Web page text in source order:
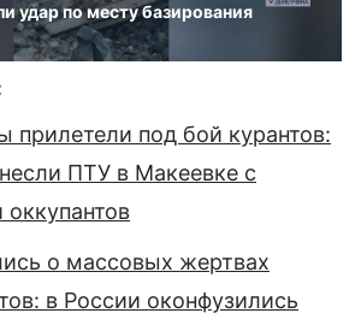
удар по месту базирования
прилетели под бой курантов:
ПТУ в Макеевке с
оккупантов
о массовых жертвах
в России оконфузились